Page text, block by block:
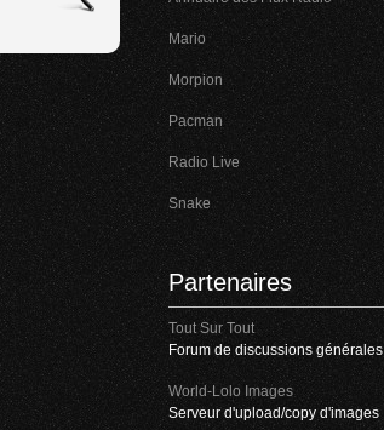
Mario
Morpion
Pacman
Radio Live
Snake
Partenaires
Tout Sur Tout
Forum de discussions générales
World-Lolo Images
Serveur d'upload/copy d'images